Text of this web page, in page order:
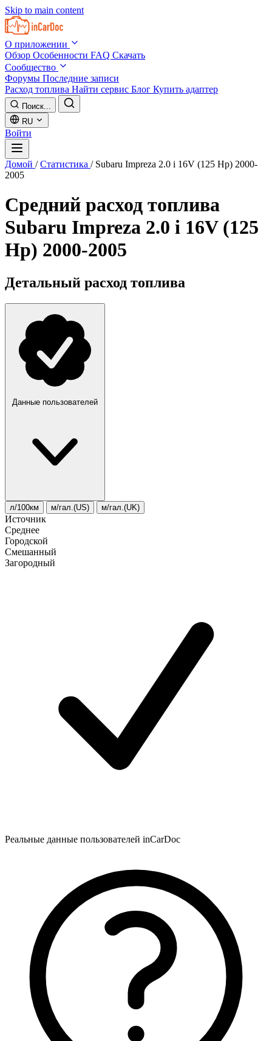
Skip to main content
О приложении
Обзор Особенности FAQ Скачать
Сообщество
Форумы Последние записи
Расход топлива Найти сервис Блог Купить адаптер
Поиск...
RU
Войти
Домой / Статистика / Subaru Impreza 2.0 i 16V (125 Hp) 2000-
2005
Средний расход топлива
Subaru Impreza 2.0 i 16V (125
Hp) 2000-2005
Детальный расход топлива
Данные пользователей
л/100км м/гал.(US) м/гал.(UK)
Источник
Среднее
Городской
Смешанный
Загородный
Реальные данные пользователей inCarDoc